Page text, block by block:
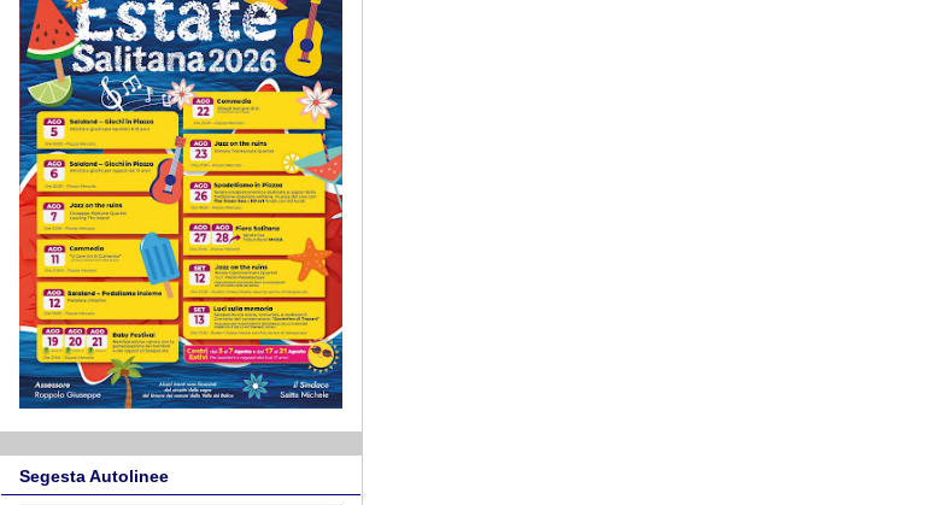
Segesta Autolinee